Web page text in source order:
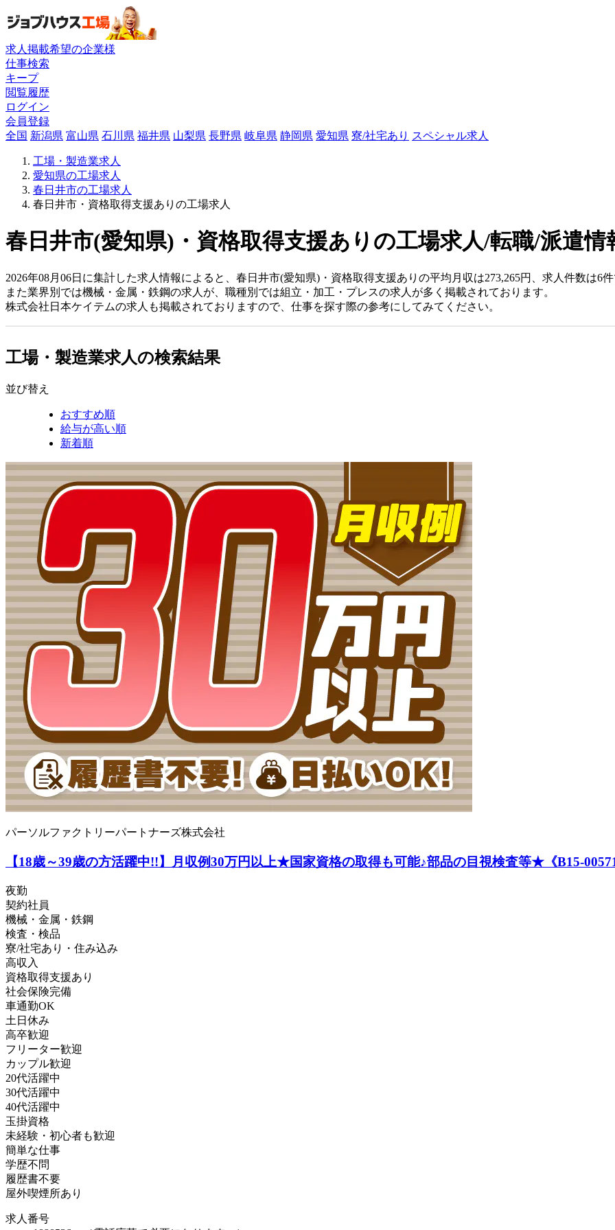
求人掲載希望の企業様
仕事検索
キープ
閲覧履歴
ログイン
会員登録
全国 新潟県 富山県 石川県 福井県 山梨県 長野県 岐阜県 静岡県 愛知県 寮/社宅あり スペシャル求人
工場・製造業求人
愛知県の工場求人
春日井市の工場求人
春日井市・資格取得支援ありの工場求人
春日井市(愛知県)・資格取得支援ありの工場求人/転職/派遣情
2026年08月06日に集計した求人情報によると、春日井市(愛知県)・資格取得支援ありの平均月収は273,265円、求人件数は6
また業界別では機械・金属・鉄鋼の求人が、職種別では組立・加工・プレスの求人が多く掲載されております。
株式会社日本ケイテムの求人も掲載されておりますので、仕事を探す際の参考にしてみてください。
工場・製造業求人の検索結果
並び替え
おすすめ順
給与が高い順
新着順
パーソルファクトリーパートナーズ株式会社
【18歳～39歳の方活躍中!!】月収例30万円以上★国家資格の取得も可能♪部品の目視検査等★《B15-
夜勤
契約社員
機械・金属・鉄鋼
検査・検品
寮/社宅あり・住み込み
高収入
資格取得支援あり
社会保険完備
車通勤OK
土日休み
高卒歓迎
フリーター歓迎
カップル歓迎
20代活躍中
30代活躍中
40代活躍中
玉掛資格
未経験・初心者も歓迎
簡単な仕事
学歴不問
履歴書不要
屋外喫煙所あり
求人番号